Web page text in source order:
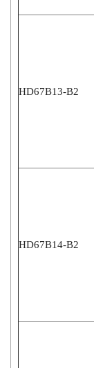
HD67B13-B2
HD67B14-B2